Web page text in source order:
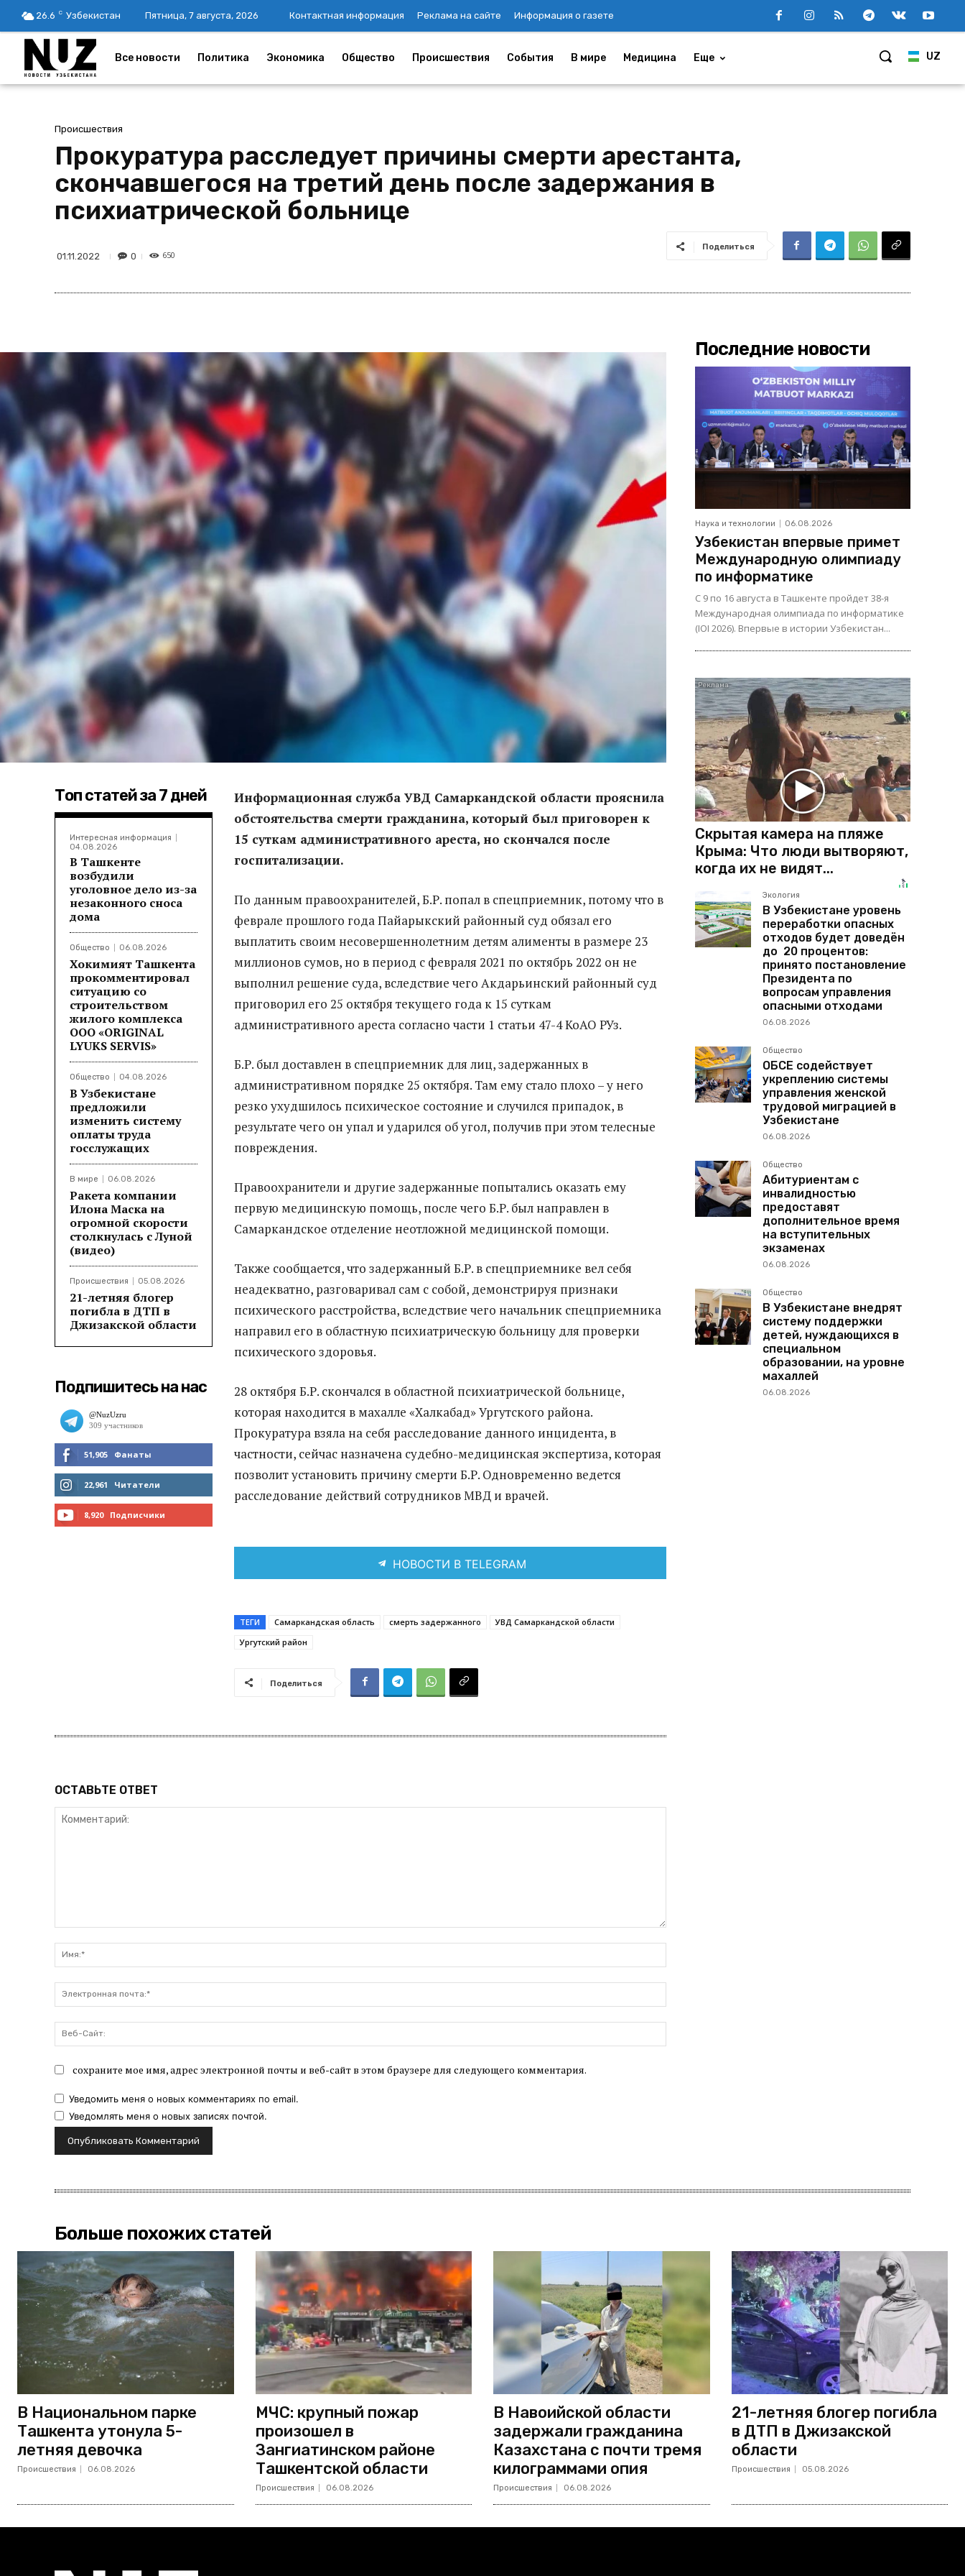
26.6 C Узбекистан Пятница, 7 августа, 2026 Контактная информация Реклама на сайте Информация о газете
UZ
Все новости Политика Экономика Общество Происшествия События В мире Медицина Еще
Происшествия
Прокуратура расследует причины смерти арестанта,
скончавшегося на третий день после задержания в
психиатрической больнице
01.11.2022 0 650
Поделиться
Топ статей за 7 дней
Интересная информация
04.08.2026
В Ташкенте
возбудили
уголовное дело из-за
незаконного сноса
дома
Общество 06.08.2026
Хокимият Ташкента
прокомментировал
ситуацию со
строительством
жилого комплекса
ООО «ORIGINAL
LYUKS SERVIS»
Общество 04.08.2026
В Узбекистане
предложили
изменить систему
оплаты труда
госслужащих
В мире 06.08.2026
Ракета компании
Илона Маска на
огромной скорости
столкнулась с Луной
(видео)
Происшествия 05.08.2026
21-летняя блогер
погибла в ДТП в
Джизакской области
Подпишитесь на нас
51,905 Фанаты
МНЕ НРАВИТСЯ
22,961 Читатели
8,920 Подписчики
Информационная служба УВД Самаркандской области прояснила
обстоятельства смерти гражданина, который был приговорен к
15 суткам административного ареста, но скончался после
госпитализации.
По данным правоохранителей, Б.Р. попал в спецприемник, потому что в
феврале прошлого года Пайарыкский районный суд обязал его
выплатить своим несовершеннолетним детям алименты в размере 23
миллионов сумов, но в период с февраля 2021 по октябрь 2022 он не
выполнил решение суда, вследствие чего Акдарьинский районный суд
приговорил его 25 октября текущего года к 15 суткам
административного ареста согласно части 1 статьи 47-4 КоАО РУз.
Б.Р. был доставлен в спецприемник для лиц, задержанных в
административном порядке 25 октября. Там ему стало плохо – у него
резко ухудшилось психическое состояние и случился припадок, в
результате чего он упал и ударился об угол, получив при этом телесные
повреждения.
Правоохранители и другие задержанные попытались оказать ему
первую медицинскую помощь, после чего Б.Р. был направлен в
Самаркандское отделение неотложной медицинской помощи.
Также сообщается, что задержанный Б.Р. в спецприемнике вел себя
неадекватно, разговаривал сам с собой, демонстрируя признаки
психического расстройства, вследствие чего начальник спецприемника
направил его в областную психиатрическую больницу для проверки
психического здоровья.
28 октября Б.Р. скончался в областной психиатрической больнице,
которая находится в махалле «Халкабад» Ургутского района.
Прокуратура взяла на себя расследование данного инцидента, в
частности, сейчас назначена судебно-медицинская экспертиза, которая
позволит установить причину смерти Б.Р. Одновременно ведется
расследование действий сотрудников МВД и врачей.
НОВОСТИ В TELEGRAM
ТЕГИ Самаркандская область смерть задержанного
УВД Самаркандской области
Ургутский район
Поделиться
ОСТАВЬТЕ ОТВЕТ
почта:*
Сайт:
сохраните мое имя, адрес электронной почты и веб-сайт в этом браузере для следующего комментария.
Уведомить меня о новых комментариях по email.
Уведомлять меня о новых записях почтой.
Последние новости
Наука и технологии 06.08.2026
Узбекистан впервые примет
Международную олимпиаду
по информатике
С 9 по 16 августа в Ташкенте пройдет 38-я
Международная олимпиада по информатике
(IOI 2026). Впервые в истории Узбекистан...
Скрытая камера на пляже
Крыма: Что люди вытворяют,
когда их не видят...
Экология
В Узбекистане уровень
переработки опасных
отходов будет доведён
до 20 процентов:
принято постановление
Президента по
вопросам управления
опасными отходами
06.08.2026
Общество
ОБСЕ содействует
укреплению системы
управления женской
трудовой миграцией в
Узбекистане
06.08.2026
Общество
Абитуриентам с
инвалидностью
предоставят
дополнительное время
на вступительных
экзаменах
06.08.2026
Общество
В Узбекистане внедрят
систему поддержки
детей, нуждающихся в
специальном
образовании, на уровне
махаллей
06.08.2026
Больше похожих статей
В Национальном парке
Ташкента утонула 5-
летняя девочка
Происшествия 06.08.2026
МЧС: крупный пожар
произошел в
Зангиатинском районе
Ташкентской области
Происшествия 06.08.2026
В Навоийской области
задержали гражданина
Казахстана с почти тремя
килограммами опия
Происшествия 06.08.2026
21-летняя блогер погибла
в ДТП в Джизакской
области
Происшествия 05.08.2026